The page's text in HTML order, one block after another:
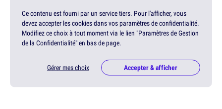
Ce contenu est fourni par un service tiers. Pour l'afficher, vous
devez accepter les cookies dans vos paramètres de confidentialité.
Modifiez ce choix à tout moment via le lien "Paramètres de Gestion
de la Confidentialité" en bas de page.
Gérer mes choix Accepter & afficher